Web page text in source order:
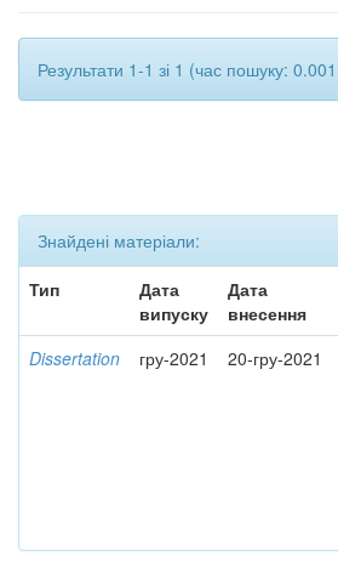
Результати 1-1 зі 1 (час пошуку:
Знайдені матеріали:
Тип
Дата
випуску
Дата
внесення
Dissertation гру-2021 20-гру-2021